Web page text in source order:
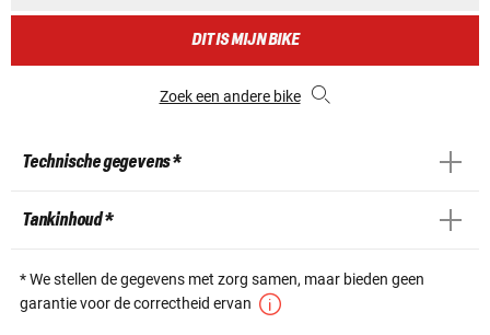
DIT IS MIJN BIKE
Zoek een andere bike
Technische gegevens *
Tankinhoud *
* We stellen de gegevens met zorg samen, maar bieden geen
garantie voor de correctheid ervan